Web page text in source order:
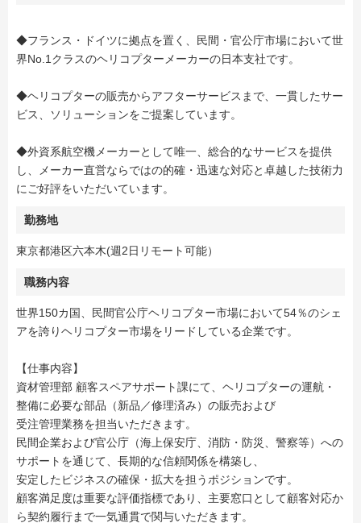
◆フランス・ドイツに拠点を置く、民間・官公庁市場において世
界No.1クラスのヘリコプターメーカーの日本支社です。
◆ヘリコプターの販売からアフターサービスまで、一貫したサー
ビス、ソリューションをご提案しています。
◆外資系航空機メーカーとして唯一、総合的なサービスを提供
し、メーカー直営ならではの的確・迅速な対応と卓越した技術力
にご好評をいただいています。
勤務地
東京都港区六本木(週2日リモート可能）
職務内容
世界150カ国、民間官公庁ヘリコプター市場において54％のシェ
アを誇りヘリコプター市場をリードしている企業です。
【仕事内容】
資材管理部 顧客スペアサポート課にて、ヘリコプターの運航・
整備に必要な部品（新品／修理済み）の販売および
受注管理業務を担当いただきます。
民間企業および官公庁（海上保安庁、消防・防災、警察等）への
サポートを通じて、長期的な信頼関係を構築し、
安定したビジネスの確保・拡大を担うポジションです。
顧客満足度は重要な評価指標であり、主要窓口として顧客対応か
ら契約履行まで一気通貫で関与いただきます。